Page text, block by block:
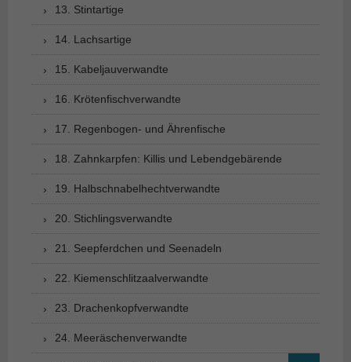
13. Stintartige
14. Lachsartige
15. Kabeljauverwandte
16. Krötenfischverwandte
17. Regenbogen- und Ährenfische
18. Zahnkarpfen: Killis und Lebendgebärende
19. Halbschnabelhechtverwandte
20. Stichlingsverwandte
21. Seepferdchen und Seenadeln
22. Kiemenschlitzaalverwandte
23. Drachenkopfverwandte
24. Meeräschenverwandte